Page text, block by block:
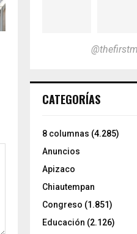
CATEGORÍAS
8 columnas (4.285)
Anuncios
Apizaco
Chiautempan
Congreso (1.851)
Educación (2.126)